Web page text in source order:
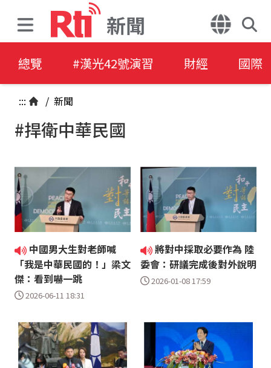
新聞
總覽 #漢光42號演習 財經 國際
::: / 新聞
#捍衛中華民國
中國男大生對老師喊
「我是中華民國的！」梁文
傑：看到嚇一跳
2026-06-11 18:31
將對中採取必要作為 陸
委會：研議完成後對外說明
2026-01-08 17:59